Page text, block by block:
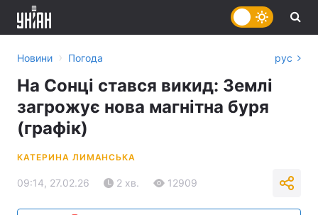
Новини › Погода рус
На Сонці стався викид: Землі
загрожує нова магнітна буря
(графік)
КАТЕРИНА ЛИМАНСЬКА
09:14, 27.02.26 2 хв. 12909